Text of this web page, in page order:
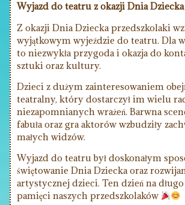
Wyjazd do teatru z okazji Dnia Dziecka
Z okazji Dnia Dziecka przedszkolaki
wyjątkowym wyjeździe do teatru. Dla
to niezwykła przygoda i okazja do
sztuki oraz kultury.
Dzieci z dużym zainteresowaniem
teatralny, który dostarczył im wielu
niezapomnianych wrażeń. Barwna
fabuła oraz gra aktorów wzbudziły
małych widzów.
Wyjazd do teatru był doskonałym
świętowanie Dnia Dziecka oraz
artystycznej dzieci. Ten dzień na
pamięci naszych przedszkolaków